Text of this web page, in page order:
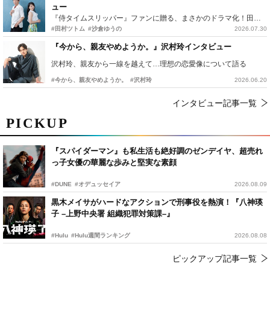
PICKUP
『スパイダーマン』も私生活も絶好調のゼンデイヤ、超売れ
っ子女優の華麗な歩みと堅実な素顔
#DUNE #オデュッセイア 2026.08.09
黒木メイサがハードなアクションで刑事役を熱演！『八神瑛
子 –上野中央署 組織犯罪対策課–』
#Hulu #Hulu週間ランキング 2026.08.08
ピックアップ記事一覧
ュー
『侍タイムスリッパー』ファンに贈る、まさかのドラマ化！田村ツトム×沙倉ゆうのが語る『心配無用ノ介』撮影秘話
#田村ツトム #沙倉ゆうの 2026.07.30
『今から、親友やめようか。』沢村玲インタビュー
沢村玲、親友から一線を越えて…理想の恋愛像について語る
#今から、親友やめようか。 #沢村玲 2026.06.20
インタビュー記事一覧